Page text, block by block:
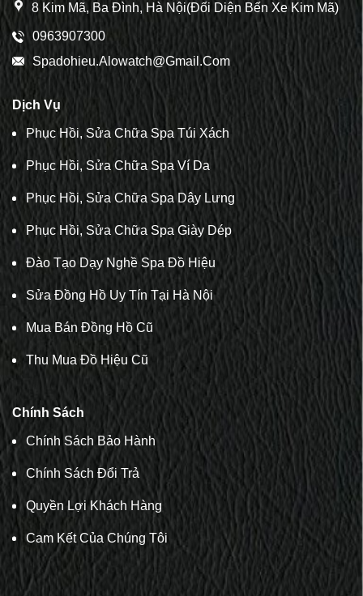
8 Kim Mã, Ba Đình, Hà Nội(Đối Diện Bến Xe Kim Mã)
0963907300
Spadohieu.alowatch@gmail.com
Dịch Vụ
Phục Hồi, Sửa Chữa Spa Túi Xách
Phục Hồi, Sửa Chữa Spa Ví Da
Phục Hồi, Sửa Chữa Spa Dây Lưng
Phục Hồi, Sửa Chữa Spa Giày Dép
Đào Tạo Dạy Nghề Spa Đồ Hiệu
Sửa Đồng Hồ Uy Tín Tại Hà Nội
Mua Bán Đồng Hồ Cũ
Thu Mua Đồ Hiệu Cũ
Chính Sách
Chính Sách Bảo Hành
Chính Sách Đổi Trả
Quyền Lợi Khách Hàng
Cam Kết Của Chúng Tôi